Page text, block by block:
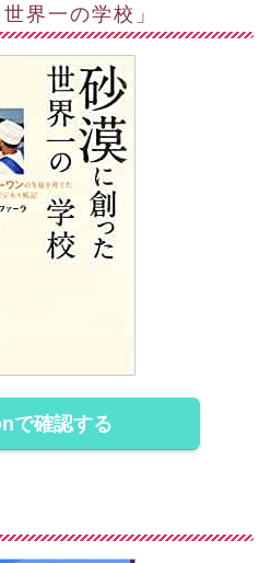
世界一の学校」
で確認する